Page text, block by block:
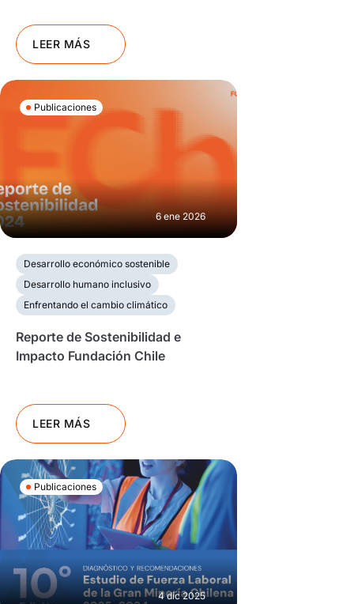
LEER MÁS
Publicaciones
6 ene 2026
Desarrollo económico sostenible
Desarrollo humano inclusivo
Enfrentando el cambio climático
Reporte de Sostenibilidad e
Impacto Fundación Chile
LEER MÁS
Publicaciones
4 dic 2025